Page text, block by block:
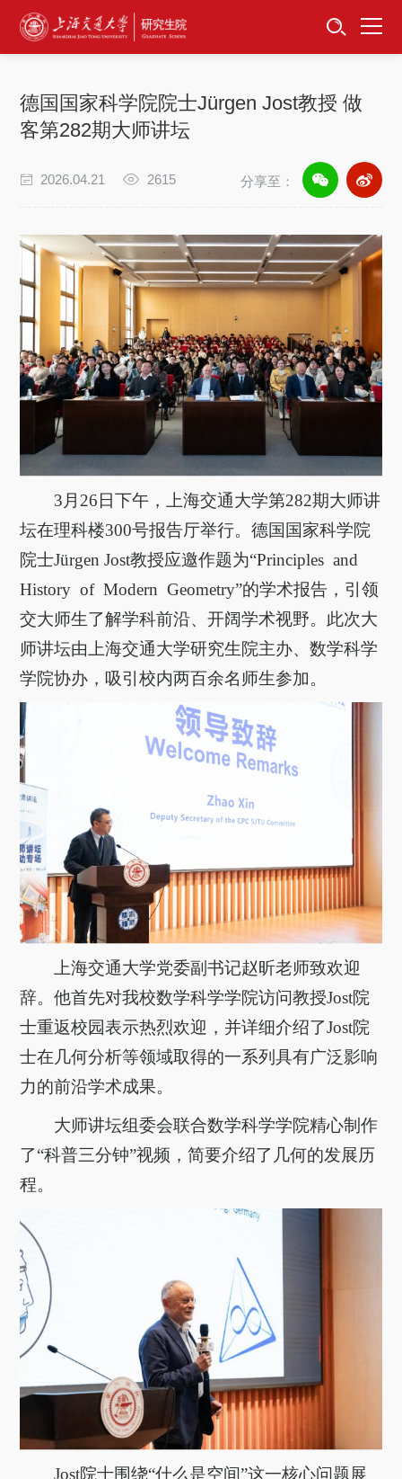
首页
招生工作
卓越工程师
专项工作
信息公开
关于我们
选择身份
信息系统
下载中心 联系我们 EN
德国国家科学院院士Jürgen Jost教授 做
客第282期大师讲坛
2026.04.21 2615 分享至：
3 月 26 日下午，上海交通大学第282期大师讲
坛在理科楼300号报告厅举行。德国国家科学院
院士Jürgen Jost教授应邀作题为“Principles and
History ofModernGeometry”的学术报告，引领
交大师生了解学科前沿、开阔学术视野。此次大
师讲坛由上海交通大学研究生院主办、数学科学
学院协办，吸引校内两百余名师生参加。
上海交通大学党委副书记赵昕老师致欢迎
辞。他首先对我校数学科学学院访问教授Jost院
士重返校园表示热烈欢迎，并详细介绍了Jost院
士在几何分析等领域取得的一系列具有广泛影响
力的前沿学术成果。
大师讲坛组委会联合数学科学学院精心制作
了“科普三分钟”视频，简要介绍了几何的发展历
程。
Jost院士围绕“什么是空间”这一核心问题展